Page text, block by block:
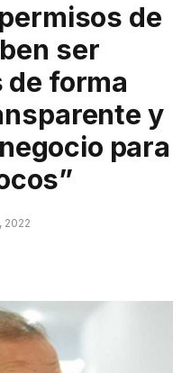
de
ser
de forma
y
para
2022